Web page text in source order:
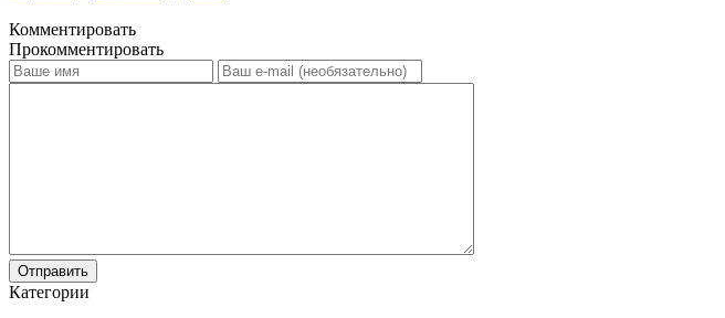
Комментировать
Прокомментировать
Отправить
Категории